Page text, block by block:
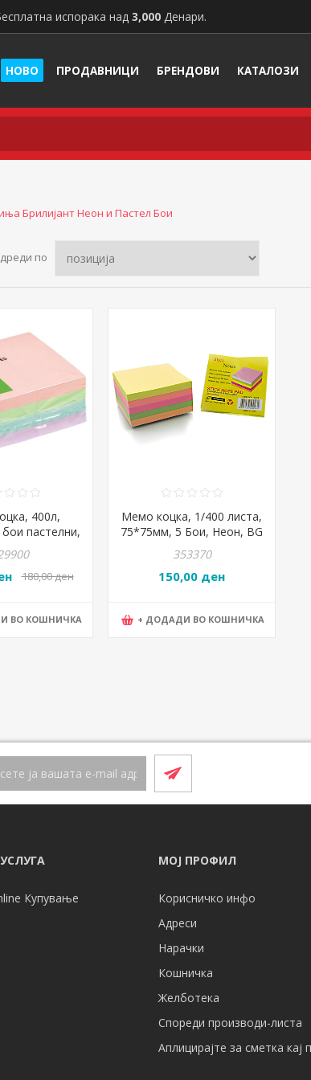
испорака над 3,000 Денари.
НОВО ПРОДАВНИЦИ БРЕНДОВИ КАТАЛОЗИ
Брилијант Неон и Пастел Бои
по
400л,
пастелни,
180,00 ден
ВО КОШНИЧКА
Мемо коцка, 1/400 листа,
75*75мм, 5 Бои, Неон, BG
Office, 082140244/E515
353370
150,00 ден
+ ДОДАДИ ВО КОШНИЧКА
Купување
МОЈ ПРОФИЛ
Корисничко инфо
Адреси
Нарачки
Кошничка
Желботека
Спореди производи-листа
Аплицирајте за сметка кај